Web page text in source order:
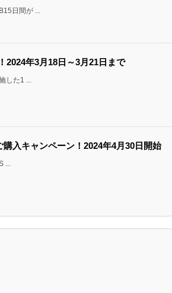
日間が ...
2024年3月18日～3月21日まで
した1 ...
入キャンペーン！2024年4月30日開始
...